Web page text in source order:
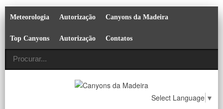
Meteorologia Autorização Canyons da Madeira
Top Canyons Autorização Contatos
Select Language ▼